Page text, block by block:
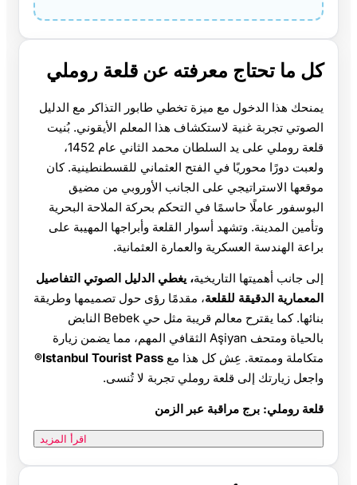
كل ما تحتاج معرفته عن قلعة روملي
يمنحك هذا الدخول مع ميزة تخطي طابور التذاكر مع الدليل
الصوتي تجربة غنية لاستكشاف هذا المعلم الأيقوني. بُنيت
قلعة روملي على يد السلطان محمد الثاني عام 1452،
ولعبت دورًا محوريًا في الفتح العثماني للقسطنطينية. كان
موقعها الاستراتيجي على الجانب الأوروبي من مضيق
البوسفور عاملًا حاسمًا في التحكم بحركة الملاحة البحرية
وتأمين المدينة. وتشهد أسوار القلعة وأبراجها المهيبة على
براعة الهندسة العسكرية والعمارة العثمانية.
إلى جانب أهميتها التاريخية، يغطي الدليل الصوتي التفاصيل
المعمارية الدقيقة للقلعة، مقدمًا رؤى حول تصميمها وطريقة
بنائها. كما يقترح معالم قريبة مثل حي Bebek النابض
بالحياة ومتحف Aşiyan الثقافي المهم، مما يضمن زيارة
متكاملة وممتعة. عِش كل هذا مع Istanbul Tourist Pass®
واجعل زيارتك إلى قلعة روملي تجربة لا تُنسى.
قلعة روملي: برج مراقبة عبر الزمن
اقرأ المزيد